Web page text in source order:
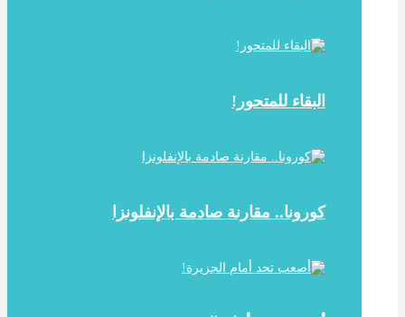
البقاء للمتحور!
كورونا.. مقارنة صادمة بالإنفلونزا